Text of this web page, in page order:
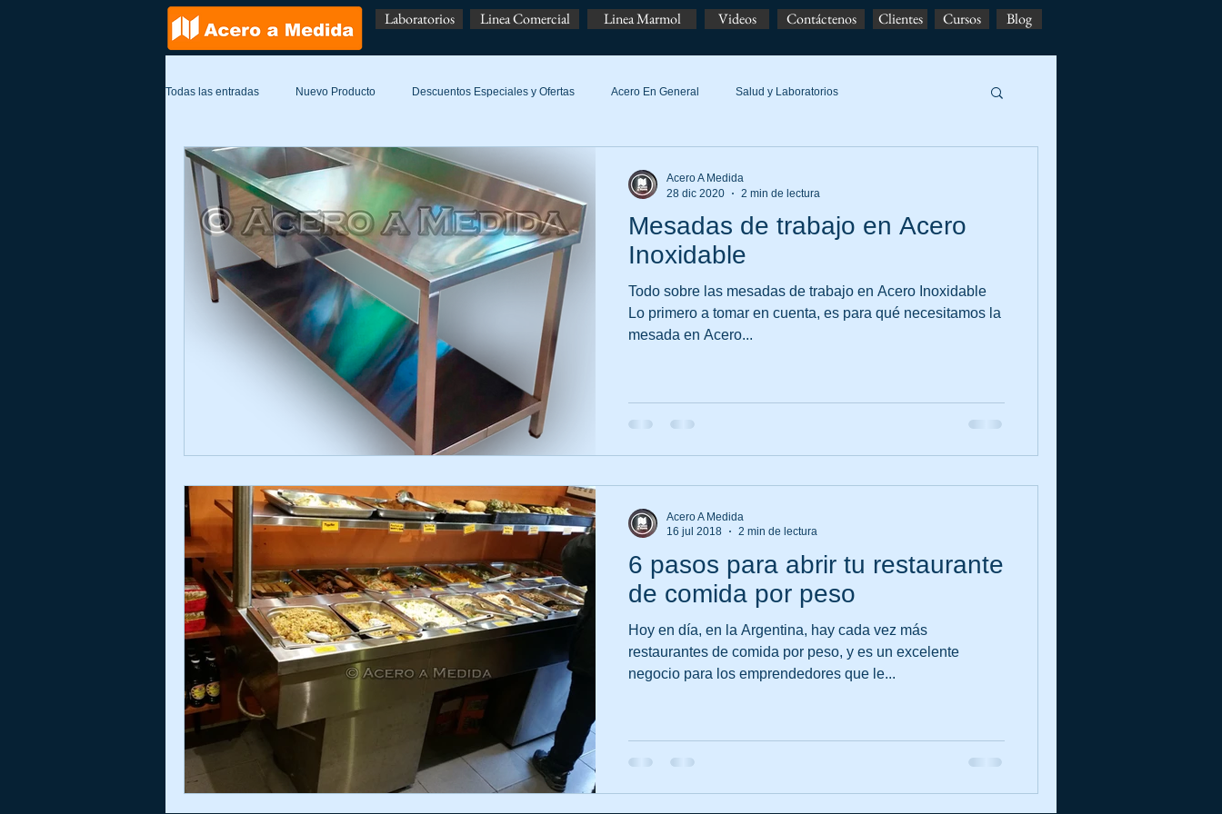
Laboratorios Linea Comercial Linea Marmol Videos Contáctenos Clientes Cursos Blog
Todas las entradas Nuevo Producto Descuentos Especiales y Ofertas Acero En General Salud y Laboratorios
Mesadas de trabajo en Acero
Inoxidable
Todo sobre las mesadas de trabajo en Acero Inoxidable
Lo primero a tomar en cuenta, es para qué necesitamos la
mesada en Acero...
Acero A Medida
28 dic 2020
2 min de lectura
6 pasos para abrir tu restaurante
de comida por peso
Hoy en día, en la Argentina, hay cada vez más
restaurantes de comida por peso, y es un excelente
negocio para los emprendedores que le...
Acero A Medida
16 jul 2018
2 min de lectura